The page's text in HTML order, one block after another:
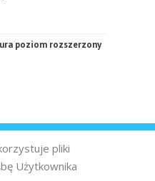
poziom rozszerzony
pliki
Użytkownika